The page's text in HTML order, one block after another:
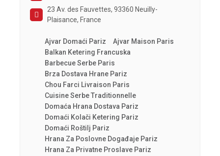
23 Av. des Fauvettes, 93360 Neuilly-
Plaisance, France
Ajvar Domaći Pariz
Ajvar Maison Paris
Balkan Ketering Francuska
Barbecue Serbe Paris
Brza Dostava Hrane Pariz
Chou Farci Livraison Paris
Cuisine Serbe Traditionnelle
Domaća Hrana Dostava Pariz
Domaći Kolači Ketering Pariz
Domaći Roštilj Pariz
Hrana Za Poslovne Događaje Pariz
Hrana Za Privatne Proslave Pariz